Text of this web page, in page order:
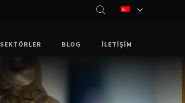
SEKTÖRLER BLOG İLETIŞIM